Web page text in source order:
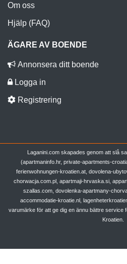
Om oss
Hjälp (FAQ)
ÄGARE AV BOENDE
Annonsera ditt boende
Logga in
Registrering
Laganini.com skapades genom att slå
(apartmaninfo.hr, private-apartments-
ferienwohnungen-kroatien.at, dovolena-
chorwacja.com.pl, apartmaji-hrvaska.si,
szallas.com, dovolenka-apartmany-
accommodatie-kroatie.nl,
varumärke för att ge dig en ännu bättre service
Kroatien.